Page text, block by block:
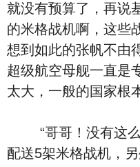
就没有预算了，再说
的米格战机啊，这些
想到如此的张帆不由
超级航空母舰一直是
太大，一般的国家根
“哥哥！没有这么
配送5架米格战机，